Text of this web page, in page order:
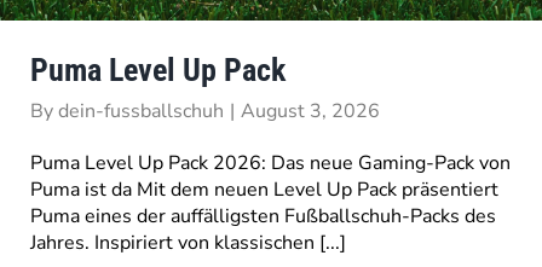
Puma Level Up Pack
Bydein-fussballschuh | August 3, 2026
Puma Level Up Pack 2026: Das neue Gaming-Pack von
Puma ist da Mit dem neuen Level Up Pack präsentiert
Puma eines der auffälligsten Fußballschuh-Packs des
Jahres. Inspiriert von klassischen [...]